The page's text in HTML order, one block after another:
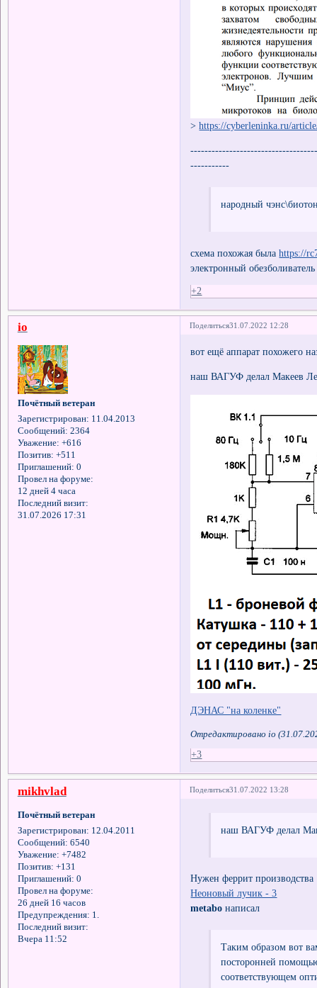
>https://cyberleninka.ru/
-----------
народный
схема похожая былаhttps://
электронный
+2
Поделиться31.07.2022 12:28
io
Почётный ветеран
Зарегистрирован: 11.04.2013
Сообщений: 2364
Уважение: +616
Позитив: +511
Приглашений: 0
Провел на форуме:
12 дней 4 часа
Последний визит:
31.07.2026 17:31
вот ещё аппарат похожего
наш ВАГУФ делал Макеев
ДЭНАС "на коленке"
Отредактировано io
+3
Поделиться31.07.2022 13:28
mikhvlad
Почётный ветеран
Зарегистрирован: 12.04.2011
Сообщений: 6540
Уважение: +7482
Позитив: +131
Приглашений: 0
Провел на форуме:
26 дней 16 часов
Предупреждения: 1.
Последний визит:
Вчера 11:52
наш ВАГУФ делал
Нужен феррит
Неоновый лучик - 3
metabo написал
Таким образом вот
посторонней
соответствующем